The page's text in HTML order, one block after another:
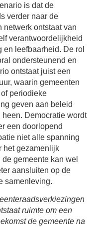
is dat de
verder naar de
netwerk ontstaat van
verantwoordelijkheid
en leefbaarheid. De rol
ondersteunend en
ontstaat juist een
waarin gemeenten
periodieke
geven aan beleid
Democratie wordt
een doorlopend
niet alle spanning
het gezamenlijk
gemeente kan wel
aansluiten op de
samenleving.
ruimte om een
de gemeente na